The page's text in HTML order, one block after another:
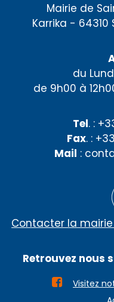
Mairie de
Karrika -
du
de 9h00 à
Tel. :
Fax. :
Mail :
Contacter la
Retrouvez nous

Visitez